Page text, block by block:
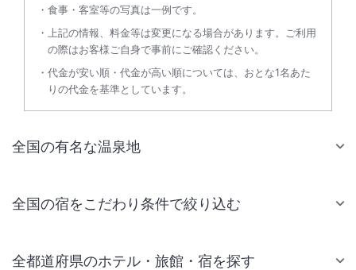
食事・客室等の写真は一例です。
上記の情報、料金等は変更になる場合があります。ご利用
の際はお客様ご自身で事前にご確認ください。
代金が安い順・代金が高い順については、おとな1名あた
りの代金を基準としています。
全国の有名な温泉地
全国の宿をこだわり条件で絞り込む
全都道府県のホテル・旅館・宿を探す